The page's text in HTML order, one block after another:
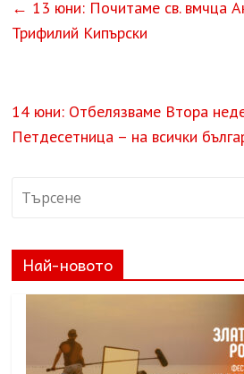
← 13 юни: Почитаме св. вмчца
Трифилий Кипърски
14 юни: Отбелязваме Втора
Петдесетница – на всички
Най-новото